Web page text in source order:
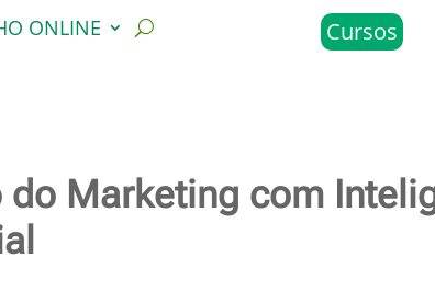
ONLINE Cursos
Marketing com